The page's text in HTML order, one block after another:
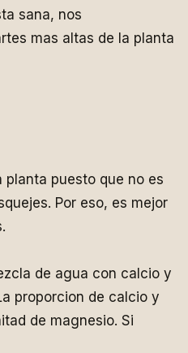
sana, nos
mas altas de la planta
planta puesto que no es
Por eso, es mejor
de agua con calcio y
proporcion de calcio y
de magnesio. Si